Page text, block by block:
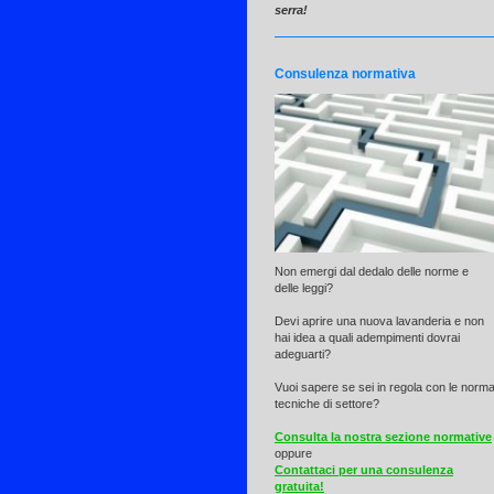
serra!
Consulenza normativa
Non emergi dal dedalo delle norme e
delle leggi?
Devi aprire una nuova lavanderia e non
hai idea a quali adempimenti dovrai
adeguarti?
Vuoi sapere se sei in regola con le norma
tecniche di settore?
Consulta la nostra sezione normative
oppure
Contattaci per una consulenza
gratuita!